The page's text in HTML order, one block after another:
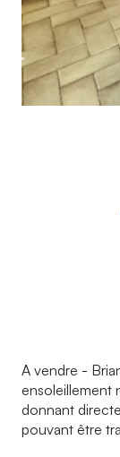
A vendre -
ensoleillement
donnant
pouvant être